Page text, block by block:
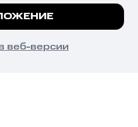
причиняет вред здоровью,
и влечёт установленную
на сайте все
веб-версии